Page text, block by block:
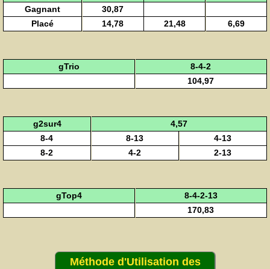
Gagnant
30,87
Placé
14,78 21,48 6,69
gTrio
8-4-2
104,97
g2sur4
4,57
8-4
8-13
4-13
8-2
4-2 2-13
gTop4
8-4-2-13
170,83
Méthode d'Utilisation des